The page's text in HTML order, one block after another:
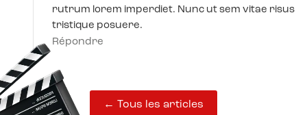
rutrum lorem imperdiet. Nunc ut sem vitae risus
tristique posuere.
Répondre
← Tous les articles